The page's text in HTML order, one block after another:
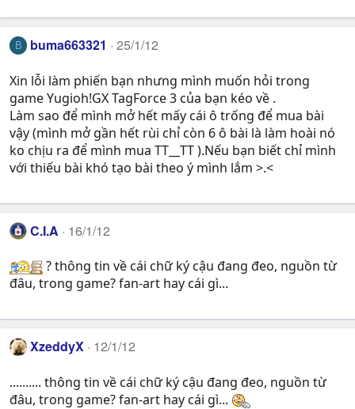
B buma663321 25/1/12
Xin lỗi làm phiến bạn nhưng mình muốn hỏi trong
game Yugioh!GX TagForce 3 của bạn kéo về .
Làm sao để mình mở hết mấy cái ô trống để mua bài
vậy (mình mở gần hết rùi chỉ còn 6 ô bài là làm hoài nó
ko chịu ra để mình mua TT__TT ).Nếu bạn biết chỉ mình
với thiếu bài khó tạo bài theo ý mình lắm >.<
C.I.A 16/1/12
? thông tin về cái chữ ký cậu đang đeo, nguồn từ
đâu, trong game? fan-art hay cái gì...
XzeddyX 12/1/12
.......... thông tin về cái chữ ký cậu đang đeo, nguồn từ
đâu, trong game? fan-art hay cái gì...